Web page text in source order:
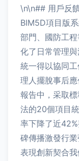
\n\n## 用戶反
BIM5D項目版
部門、國防工
化了日常管理
統一得以協同
理人擺脫事后
報告中，采取
法的20個項目
率下降了近
碑傳播激發行
表現創新契合